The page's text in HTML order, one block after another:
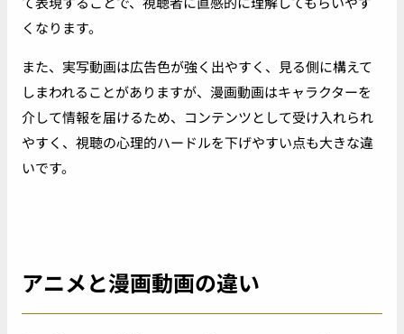
くなります。
また、実写動画は広告色が強く出やすく、見る側に構えて
しまわれることがありますが、漫画動画はキャラクターを
介して情報を届けるため、コンテンツとして受け入れられ
やすく、視聴の心理的ハードルを下げやすい点も大きな違
いです。
アニメと漫画動画の違い